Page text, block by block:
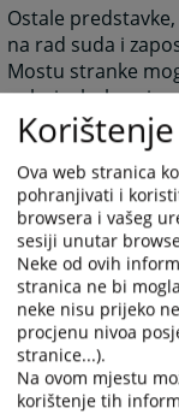
Ostale
na rad suda i
Mostu stranke
nalazi u holu
Sanskom Mostu.
Sve pritužbe na
predsjedniku
Ova web stranica
pohranjivati i
browsera i vašeg
sesiji unutar
Neke od ovih
stranica ne bi
neke nisu prijeko
procjenu nivoa
stranice...).
Na ovom mjestu
korištenje tih